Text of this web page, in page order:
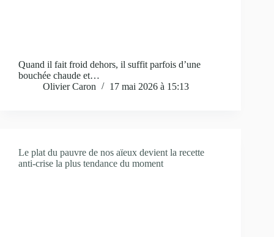
Quand il fait froid dehors, il suffit parfois d’une
bouchée chaude et…
Olivier Caron
17 mai 2026 à 15:13
Le plat du pauvre de nos aïeux devient la recette
anti-crise la plus tendance du moment